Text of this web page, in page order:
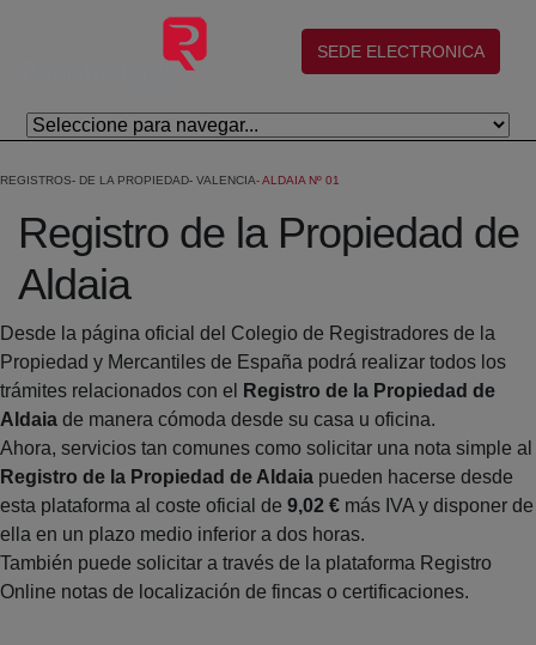
Salta al contingut principal
(abre en nueva ventana)
SEDE ELECTRONICA
REGISTROS DE LA PROPIEDAD VALENCIA ALDAIA Nº 01
Registro de la Propiedad de
Aldaia
Desde la página oficial del Colegio de Registradores de la
Propiedad y Mercantiles de España podrá realizar todos los
trámites relacionados con el
Registro de la Propiedad de
Aldaia de manera cómoda desde su casa u oficina.
Ahora, servicios tan comunes como solicitar una nota simple al
Registro de la Propiedad de Aldaia pueden hacerse desde
esta plataforma al coste oficial de 9,02 € más IVA y disponer de
ella en un plazo medio inferior a dos horas.
También puede solicitar a través de la plataforma Registro
Online notas de localización de fincas o certificaciones.